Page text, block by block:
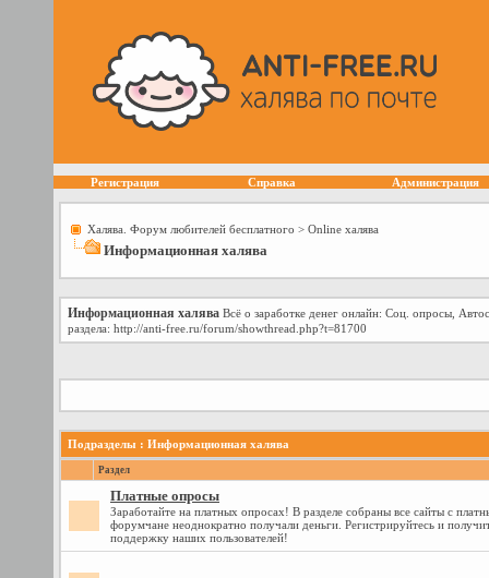
Регистрация Справка Администрация
Халява. Форум любителей бесплатного > Online халява
Информационная халява
Информационная халява Всё о заработке денег онлайн: Соц. опросы,
раздела: http://anti-free.ru/forum/showthread.php?t=81700
Подразделы : Информационная халява
Раздел
Платные опросы
Заработайте на платных опросах! В разделе собраны все сайты с
форумчане неоднократно получали деньги. Регистрируйтесь и
поддержку наших пользователей!